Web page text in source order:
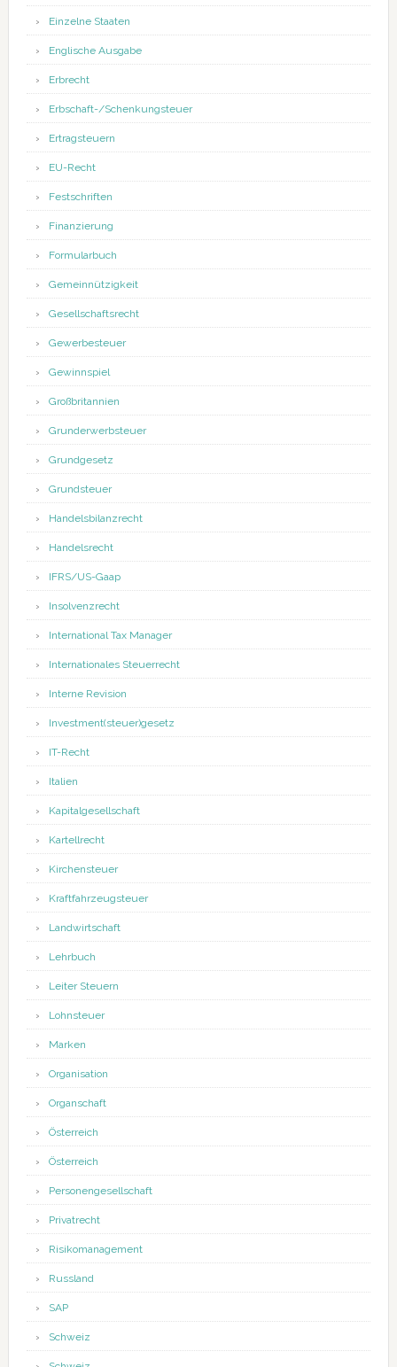
Einzelne Staaten
Englische Ausgabe
Erbrecht
Erbschaft-/Schenkungsteuer
Ertragsteuern
EU-Recht
Festschriften
Finanzierung
Formularbuch
Gemeinnützigkeit
Gesellschaftsrecht
Gewerbesteuer
Gewinnspiel
Großbritannien
Grunderwerbsteuer
Grundgesetz
Grundsteuer
Handelsbilanzrecht
Handelsrecht
IFRS/US-Gaap
Insolvenzrecht
International Tax Manager
Internationales Steuerrecht
Interne Revision
Investment(steuer)gesetz
IT-Recht
Italien
Kapitalgesellschaft
Kartellrecht
Kirchensteuer
Kraftfahrzeugsteuer
Landwirtschaft
Lehrbuch
Leiter Steuern
Lohnsteuer
Marken
Organisation
Organschaft
Österreich
Österreich
Personengesellschaft
Privatrecht
Risikomanagement
Russland
SAP
Schweiz